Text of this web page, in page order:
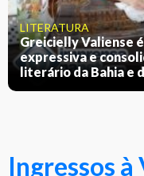
LITERATURA
Greicielly Valiense
expressiva e
literário da Bahia e
Ingressos à